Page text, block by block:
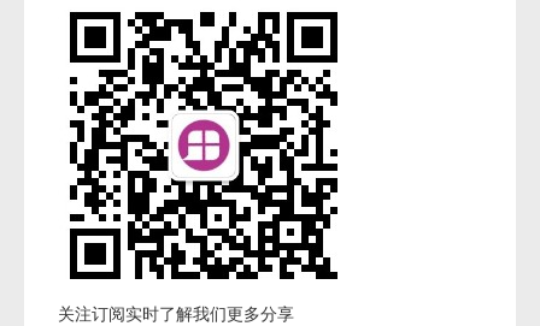
关注订阅实时了解我们更多分享